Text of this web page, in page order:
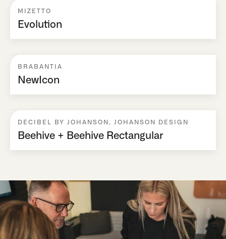
MIZETTO
Evolution
BRABANTIA
NewIcon
DECIBEL BY JOHANSON , JOHANSON DESIGN
Beehive + Beehive Rectangular